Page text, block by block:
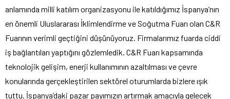
anlamında milli katılım organizasyonu ile katıldığımız İspanya’nın
en önemli Uluslararası İklimlendirme ve Soğutma Fuarı olan C&R
Fuarının verimli geçtiğini düşünüyoruz. Firmalarımız fuarda ciddi
iş bağlantıları yaptığını gözlemledik. C&R Fuarı kapsamında
teknolojik gelişim, enerji kullanımının azaltılması ve çevre
konularında gerçekleştirilen sektörel oturumlarda bizlere ışık
tuttu. İspanya’daki pazar payımızın artırmak amacıyla gelecek